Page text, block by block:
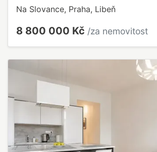
Na Slovance, Praha, Libeň
8 800 000 Kč /za nemovitost